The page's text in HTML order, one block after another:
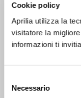
Cookie policy
Aprilia utilizza la
visitatore la
informazioni ti
delNecessario